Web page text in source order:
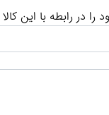
را در رابطه با این